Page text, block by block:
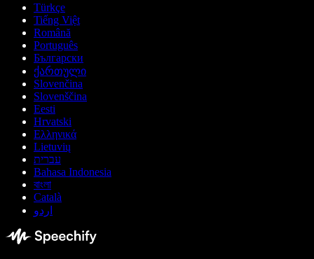
Türkçe
Tiếng Việt
Română
Português
Български
ქართული
Slovenčina
Slovenščina
Eesti
Hrvatski
Ελληνικά
Lietuvių
עברית
Bahasa Indonesia
বাংলা
Català
اردو